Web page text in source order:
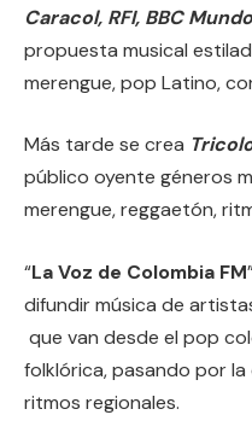
Caracol, RFI, BBC Mundo
propuesta musical
merengue, pop Latino,
Más tarde se crea
público oyente géneros
merengue, reggaetón,
“La Voz de Colombia FM
difundir música de
que van desde el pop
folklórica, pasando por la
ritmos regionales.